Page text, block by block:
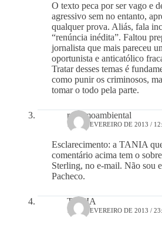
O texto peca por ser vago e
agressivo sem no entanto,
qualquer prova. Aliás, fala
“renúncia inédita”. Faltou
jornalista que mais pareceu
oportunista e anticatólico
Tratar desses temas é
como punir os criminosos,
tomar o todo pela parte.
racismoambiental
15 DE FEVEREIRO DE 2013 /
Esclarecimento: a TANIA
comentário acima tem o
Sterling, no e-mail. Não sou
Pacheco.
TANIA
14 DE FEVEREIRO DE 2013 /